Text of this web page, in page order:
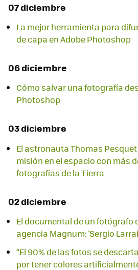
07 diciembre
La mejor herramienta para
de capa en Adobe Photoshop
06 diciembre
Cómo salvar una fotografía
Photoshop
03 diciembre
El astronauta Thomas
misión en el espacio con más
fotografías de la Tierra
02 diciembre
El documental de un fotógrafo
agencia Magnum: 'Sergio
“El 90% de las fotos se
por tener colores